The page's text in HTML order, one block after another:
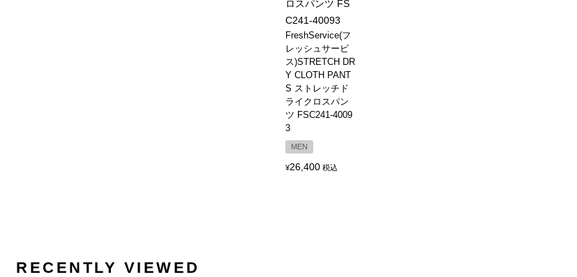
FreshService(フ
レッシュサービ
ス)STRETCH DR
Y CLOTH PANT
S ストレッチド
ライクロスパン
ツ FSC241-4009
3
MEN
¥26,400 税込
RECENTLY VIEWED